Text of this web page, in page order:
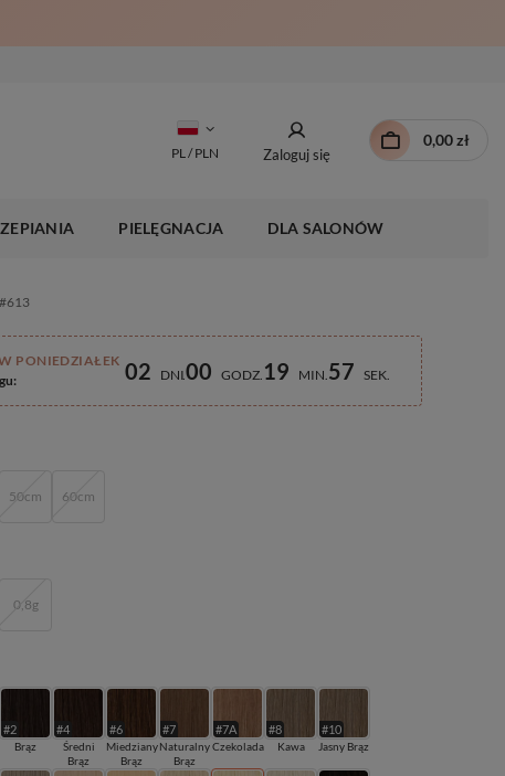
PL / PLN Zaloguj się
0,00 zł
PIELĘGNACJA DLA SALONÓW
PONIEDZIAŁEK 02 DNI00 GODZ 19 MIN 56 SEK
50cm 60cm
0,8g
#2
Brąz
#4
Średni
Brąz
#6
Miedziany
Brąz
#7
Naturalny
Brąz
#7A
Czekolada
#8
Kawa
#10
Jasny Brąz